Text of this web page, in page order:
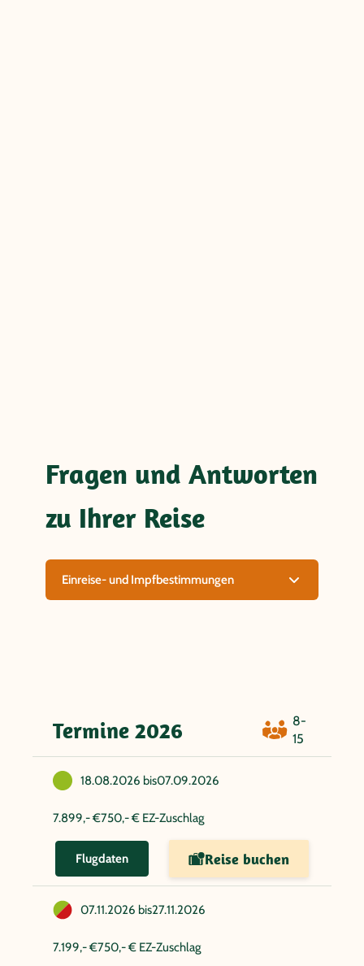
Fragen und Antworten
zu Ihrer Reise
Einreise- und Impfbestimmungen
Termine 2026
8-
15
18.08.2026 bis07.09.2026
7.899,- €750,- € EZ-Zuschlag
Flugdaten Reise buchen
07.11.2026 bis27.11.2026
7.199,- €750,- € EZ-Zuschlag